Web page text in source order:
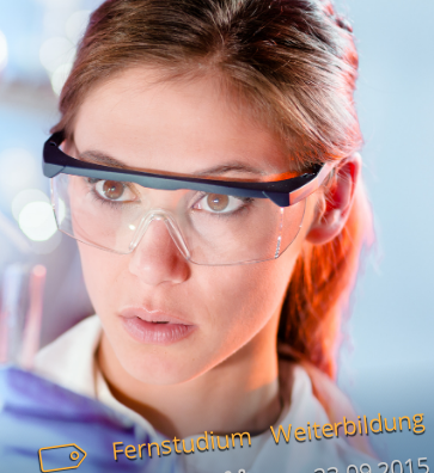
Fernstudium Weiterbildung